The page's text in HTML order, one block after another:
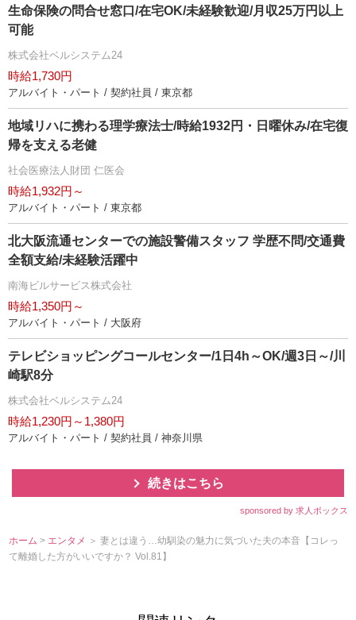
生命保険の問合せ窓口/在宅OK/未経験歓迎/月収25万円以上
可能
株式会社ベルシステム24
時給1,730円
アルバイト・パート / 契約社員 / 東京都
地域リハに携わる理学療法士/時給1932円・日曜休み/在宅復
帰を支える老健
社会医療法人財団 仁医会
時給1,932円～
アルバイト・パート / 東京都
北大阪流通センターでの施設警備スタッフ 学歴不問/交通費
全額支給/未経験活躍中
南海ビルサービス株式会社
時給1,350円～
アルバイト・パート / 大阪府
テレビショッピングコールセンター/1日4h～OK/週3日～/川
崎駅8分
株式会社ベルシステム24
時給1,230円～1,380円
アルバイト・パート / 契約社員 / 神奈川県
続きはこちら
sponsored by 求人ボックス
ホーム > エンタメ ＞ 妻とは違う…幼馴染の魅力に気づいた夫の本音【コレっ
て離婚した方がいいですか？ Vol.81】